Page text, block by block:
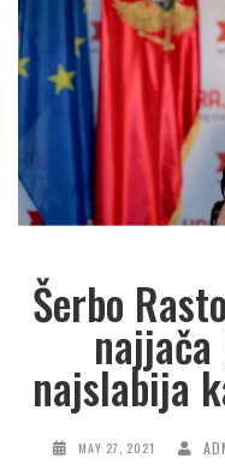
Šerbo
najjača
najslabija
MAY 27, 2021